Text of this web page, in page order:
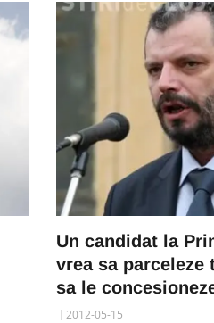
Un candidat la
vrea sa
sa le
2012-05-15
VIDEO.
văzut pe